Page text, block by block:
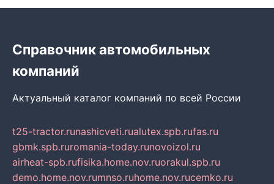
Справочник автомобильных
компаний
Актуальный каталог компаний по всей России
t25-tractor.runashicveti.rualutex.spb.rufas.ru
gbmk.spb.ruromania-today.runovoizol.ru
airheat-spb.rufisika.home.nov.ruorakul.spb.ru
demo.home.nov.rumnso.ruhome.nov.rucemko.ru